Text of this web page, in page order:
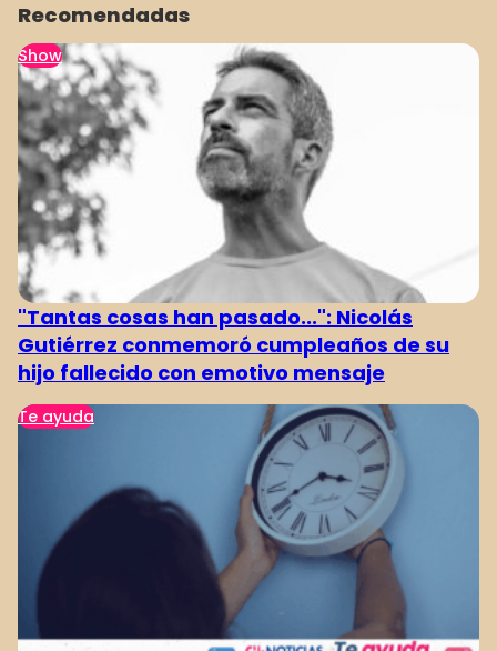
Recomendadas
Show
"Tantas cosas han pasado...": Nicolás
Gutiérrez conmemoró cumpleaños de su
hijo fallecido con emotivo mensaje
Te ayuda